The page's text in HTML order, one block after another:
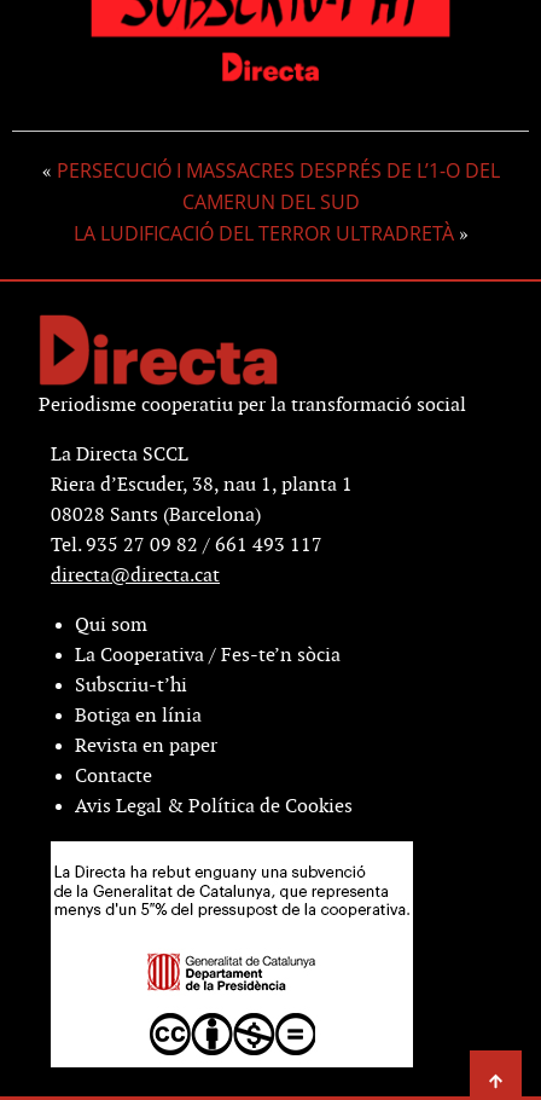
« PERSECUCIÓ I MASSACRES DESPRÉS DE L’1-O DEL
CAMERUN DEL SUD
LA LUDIFICACIÓ DEL TERROR ULTRADRETÀ»
Periodisme cooperatiu per la transformació social
La Directa SCCL
Riera d’Escuder, 38, nau 1, planta 1
08028 Sants (Barcelona)
Tel. 935 27 09 82 / 661 493 117
directa@directa.cat
Qui som
La Cooperativa / Fes-te’n sòcia
Subscriu-t’hi
Botiga en línia
Revista en paper
Contacte
Avis Legal & Política de Cookies